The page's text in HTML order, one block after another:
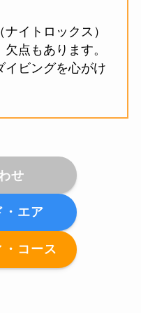
イトロックス）
点もあります。
イビングを心がけ
せ
・エア
・コース